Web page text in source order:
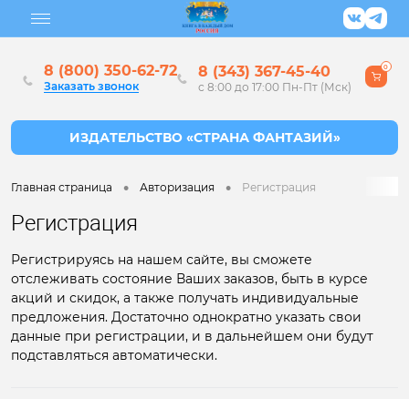
8 (800) 350-62-72
Заказать звонок
8 (343) 367-45-40
с 8:00 до 17:00 Пн-Пт (Мск)
0
Главная страница • Авторизация • Регистрация
Регистрация
Регистрируясь на нашем сайте, вы сможете
отслеживать состояние Ваших заказов, быть в курсе
акций и скидок, а также получать индивидуальные
предложения. Достаточно однократно указать свои
данные при регистрации, и в дальнейшем они будут
подставляться автоматически.